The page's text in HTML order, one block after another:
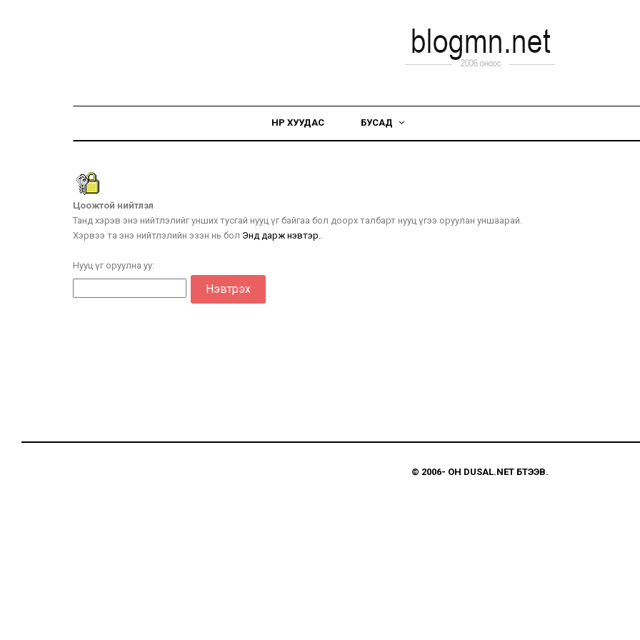
НҮҮР ХУУДАС БУСАД
Цоожтой нийтлэл
Танд хэрэв энэ нийтлэлийг унших тусгай нууц үг байгаа бол доорх талбарт нууц үгээ оруулан уншаарай.
Хэрвээ та энэ нийтлэлийн эзэн нь бол Энд дарж нэвтэр..
Нууц үг оруулна уу:
© 2006- ОН DUSAL.NET БҮТЭЭВ.